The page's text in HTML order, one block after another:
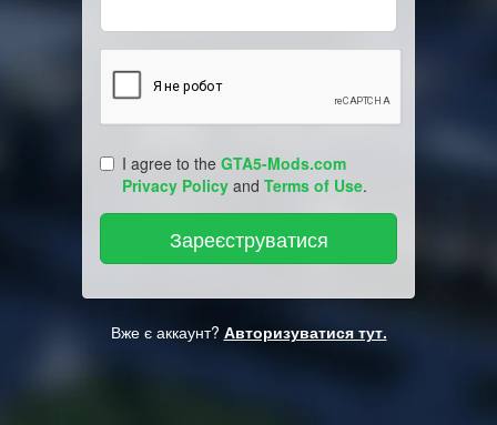
I agree to the GTA5-Mods.com
Privacy Policy and Terms of Use.
Вже є аккаунт? Авторизуватися тут.